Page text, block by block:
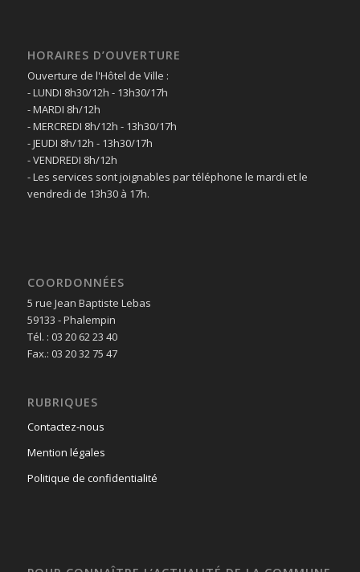
HORAIRES D’OUVERTURE
Ouverture de l'Hôtel de Ville :
- LUNDI 8h30/12h - 13h30/17h
- MARDI 8h/12h
- MERCREDI 8h/12h - 13h30/17h
- JEUDI 8h/12h - 13h30/17h
- VENDREDI 8h/12h
- Les services sont joignables par téléphone le mardi et le
vendredi de 13h30 à 17h.
COORDONNÉES
5 rue Jean Baptiste Lebas
59133 - Phalempin
Tél. : 03 20 62 23 40
Fax.: 03 20 32 75 47
RUBRIQUES
Contactez-nous
Mention légales
Politique de confidentialité